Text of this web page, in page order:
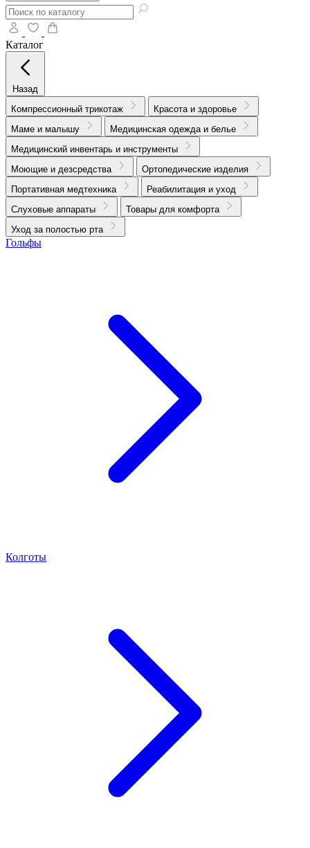
Каталог
Назад
Компрессионный трикотаж
Красота и здоровье
Маме и малышу
Медицинская одежда и белье
Медицинский инвентарь и инструменты
Моющие и дезсредства
Ортопедические изделия
Портативная медтехника
Реабилитация и уход
Слуховые аппараты
Товары для комфорта
Уход за полостью рта
Гольфы
Колготы